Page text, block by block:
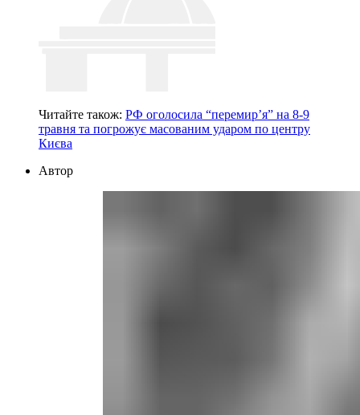
Читайте також: РФ оголосила “перемир’я” на 8-9
травня та погрожує масованим ударом по центру
Києва
Автор